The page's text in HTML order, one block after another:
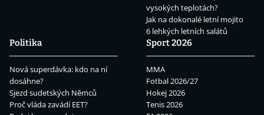
vysokých teplotách?
Jak na dokonalé letní mojito
6 lehkých letních salátů
Politika
Nová superdávka: kdo na ní
dosáhne?
Sjezd sudetských Němců
Proč vláda zavádí EET?
Sport 2026
MMA
Fotbal 2026/27
Hokej 2026
Tenis 2026